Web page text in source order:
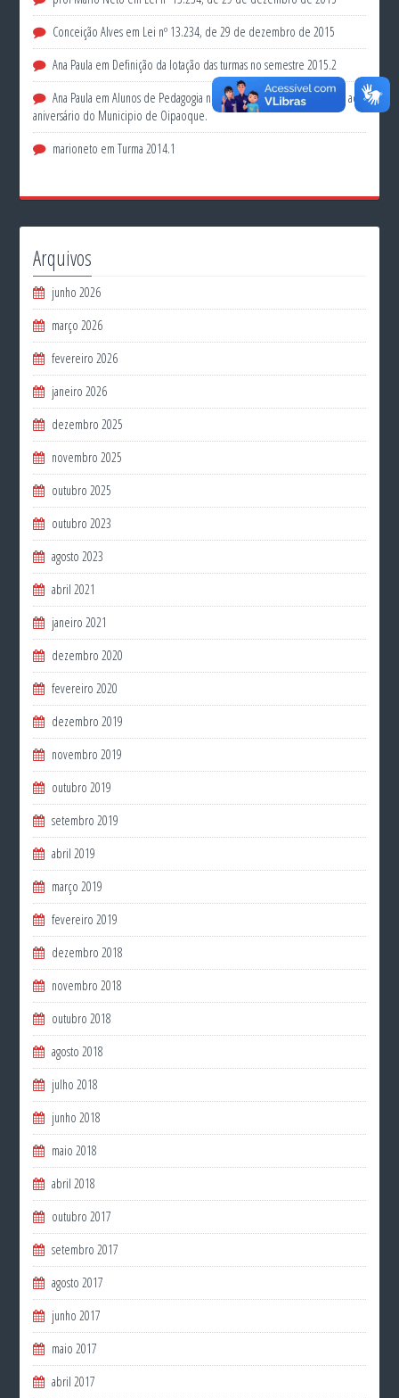
Conceição Alves em Lei nº 13.234, de 29 de dezembro de 2015
Ana Paula em Definição da lotação das turmas no semestre 2015.2
Ana Paula emAlunos de Pedagogia no Torneio de Futsal em festejo ao
aniversário do Municipio de Oipaoque.
marioneto emTurma 2014.1
Arquivos
junho 2026
março 2026
fevereiro 2026
janeiro 2026
dezembro 2025
novembro 2025
outubro 2025
outubro 2023
agosto 2023
abril 2021
janeiro 2021
dezembro 2020
fevereiro 2020
dezembro 2019
novembro 2019
outubro 2019
setembro 2019
abril 2019
março 2019
fevereiro 2019
dezembro 2018
novembro 2018
outubro 2018
agosto 2018
julho 2018
junho 2018
maio 2018
abril 2018
outubro 2017
setembro 2017
agosto 2017
junho 2017
maio 2017
abril 2017